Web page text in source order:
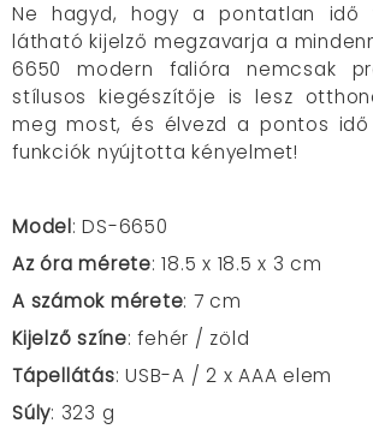
Ne hagyd, hogy a pontatlan idő
látható kijelző megzavarja a
6650 modern falióra nemcsak
stílusos kiegészítője is lesz
meg most, és élvezd a pontos
funkciók nyújtotta kényelmet!
Model: DS-6650
Az óra mérete: 18.5 x 18.5x 3 cm
A számok mérete: 7 cm
Kijelző színe: fehér / zöld
Tápellátás: USB-A / 2 x AAA elem
Súly: 323 g